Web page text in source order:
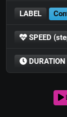
LABEL
SPEED
DURATION